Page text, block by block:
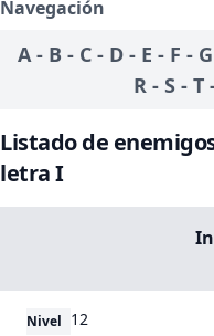
Navegación
A- B - C - D - E - F - G
R - S - T
Listado de
letra I
Nivel 12